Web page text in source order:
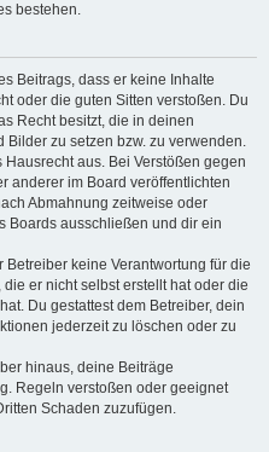
bestehen.
Beitrags, dass er keine Inhalte
oder die guten Sitten verstoßen. Du
Recht besitzt, die in deinen
zu setzen bzw. zu verwenden.
aus. Bei Verstößen gegen
anderer im Board veröffentlichten
Abmahnung zeitweise oder
Boards ausschließen und dir ein
Betreiber keine Verantwortung für die
er nicht selbst erstellt hat oder die
Du gestattest dem Betreiber, dein
jederzeit zu löschen oder zu
hinaus, deine Beiträge
Regeln verstoßen oder geeignet
Schaden zuzufügen.